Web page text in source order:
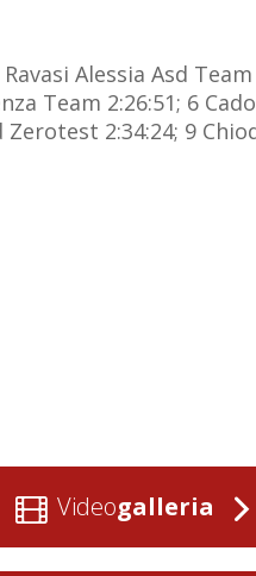
Alessia Asd
Team 2:26:51; 6
Zerotest 2:34:24; 9
Videogalleria